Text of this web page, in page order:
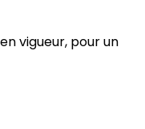
vigueur, pour un